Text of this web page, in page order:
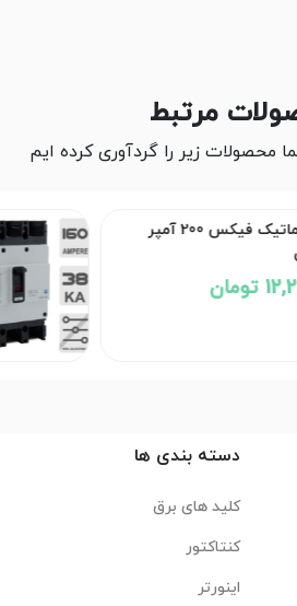
مرتبط
محصولات زیر را گردآوری کرده ایم
کلید اتوماتیک فیکس 200 آمپر
دسته بندی ها
کلید های برق
کنتاکتور
اینورتر